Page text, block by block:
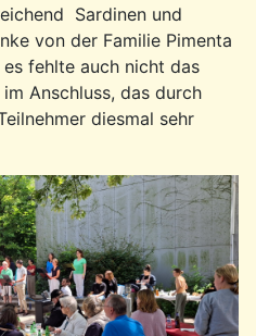
Sardinen und
von der Familie Pimenta
fehlte auch nicht das
Anschluss, das durch
diesmal sehr